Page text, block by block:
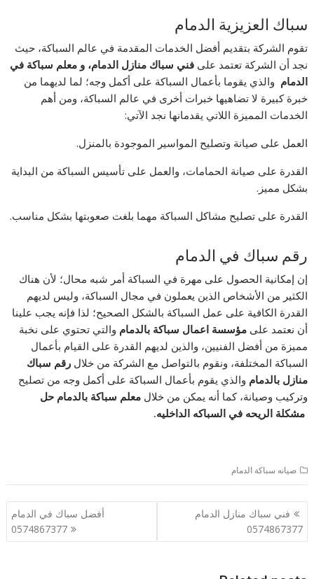
سباك العزيزية الدمام
تقوم الشركة بتقديم أفضل الخدمات المقدمة في عالم السباكة، حيث
نجد أن الشركة تعتمد علىفني سباك منازل الدمام، ومعلم سباكة في
الدمام والذي يقوما بأعمال السباكة على أكمل وجه؛ لما لديهما من
خبرة كبيرة لا تضاهيها خبرات أخرى في عالم السباكة، ومن أهم
الخدمات المميزة اللاتي يقدمانها نجد الآتي:
العمل على صيانة وتصليح المواسير الموجودة بالمنزل.
القدرة على صيانة الحمامات، والعمل على تأسيس السباكة من البداية
بشكل مميز.
القدرة على تصليح مشاكل السباكة مهما بلغت صعوبتها بشكل مناسب.
رقم سباك في الدمام
إن إمكانية الحصول على مهرة في السباكة أمر شبه محال؛ لأن هناك
الكثير من الأشخاص الذين يعملون في مجال السباكة، وليس لديهم
القدرة الكافية على عمل السباكة بالشكل الصحيح؛ لذا فإنه يجب علينا
أن نعتمد علىمؤسسة اعمال سباكة بالدمام والتي تحتوي على نخبة
مميزة من أفضل الفنيين، والذين لديهم القدرة على القيام بأعمال
السباكة المختلفة، ونقوم بالتواصل مع الشركة من خلالرقم سباك
منازل بالدمام والذي يقوم بأعمال السباكة على أكمل وجه من تصليح
وتركيب وصيانة، كما أنه يمكن من خلالمعلم سباكة بالدمامحل
مشكلة الريحه في السباكه الداخليه.
صيانه سباكة الدمام
تصفّح
المقالات
فني سباك منازل الدمام
0574867377
أفضل سباك في الدمام
0574867377